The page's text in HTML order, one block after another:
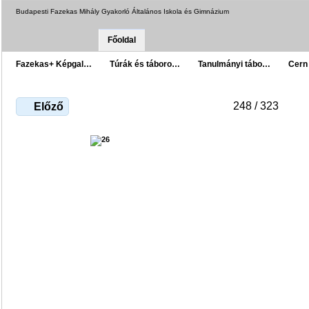
Budapesti Fazekas Mihály Gyakorló Általános Iskola és Gimnázium
Főoldal
Fazekas+ Képgal… Túrák és táboro… Tanulmányi tábo… Cern
Előző 248 / 323